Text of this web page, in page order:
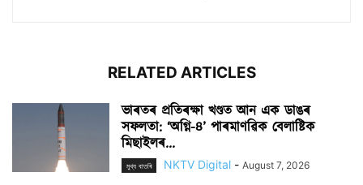
RELATED ARTICLES
ভাৰতৰ প্ৰতিৰক্ষা খণ্ডত আন এক ডাঙৰ
সফলতা: ‘অগ্নি-৪’ পাৰমাণৱিক বেলাষ্টিক
মিছাইলৰ...
মুখ্য বাতৰি NKTV Digital - August 7, 2026